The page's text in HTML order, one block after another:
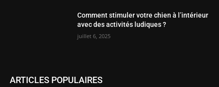
Comment stimuler votre chien à l’intérieur
avec des activités ludiques ?
juillet 6, 2025
ARTICLES POPULAIRES